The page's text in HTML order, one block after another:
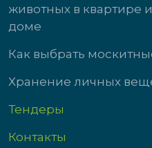
животных в квартире
доме
Как выбрать
Хранение личных
Тендеры
Контакты